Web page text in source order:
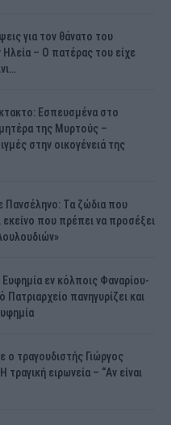
για τον θάνατο του
– Ο πατέρας του είχε
Εσπευσμένα στο
της Μυρτούς –
στην οικογένειά της
Πανσέληνο: Τα ζώδια που
εκείνο που πρέπει να προσέξει
εν κόλποις Φαναρίου-
Πατριαρχείο πανηγυρίζει και
ο τραγουδιστής Γιώργος
ειρωνεία – “Αν είναι